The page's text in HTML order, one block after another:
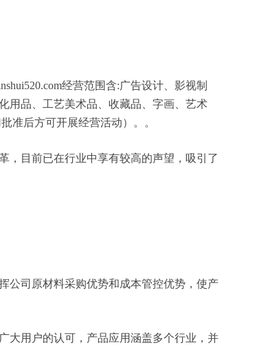
经营范围含:广告设计、影视制
用品、工艺美术品、收藏品、字画、艺术
准后方可开展经营活动）。。
，目前已在行业中享有较高的声望，吸引了
公司原材料采购优势和成本管控优势，使产
大用户的认可，产品应用涵盖多个行业，并